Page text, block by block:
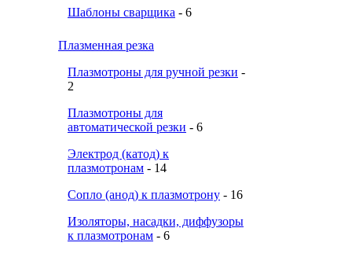
Шаблоны сварщика - 6
Плазменная резка
Плазмотроны для ручной резки -
2
Плазмотроны для
автоматической резки - 6
Электрод (катод) к
плазмотронам - 14
Сопло (анод) к плазмотрону - 16
Изоляторы, насадки, диффузоры
к плазмотронам - 6